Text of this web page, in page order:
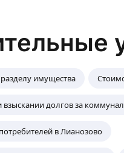
имущества
долгов за
в Лианозово